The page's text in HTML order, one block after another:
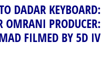
DADAR KEYBOARD:
OMRANI PRODUCER:
FILMED BY 5D IV